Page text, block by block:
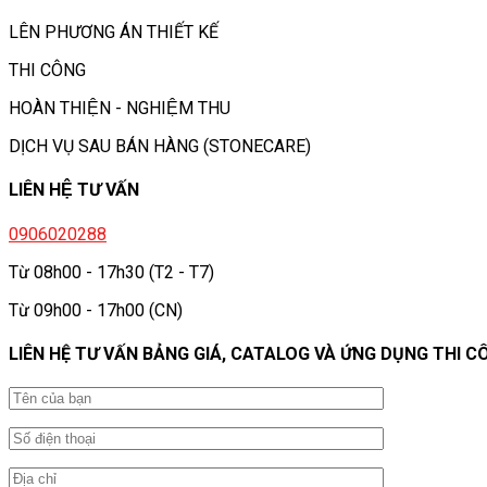
LÊN PHƯƠNG ÁN THIẾT KẾ
THI CÔNG
HOÀN THIỆN - NGHIỆM THU
DỊCH VỤ SAU BÁN HÀNG (STONECARE)
LIÊN HỆ TƯ VẤN
0906020288
Từ 08h00 - 17h30 (T2 - T7)
Từ 09h00 - 17h00 (CN)
LIÊN HỆ TƯ VẤN BẢNG GIÁ, CATALOG VÀ ỨNG DỤNG THI